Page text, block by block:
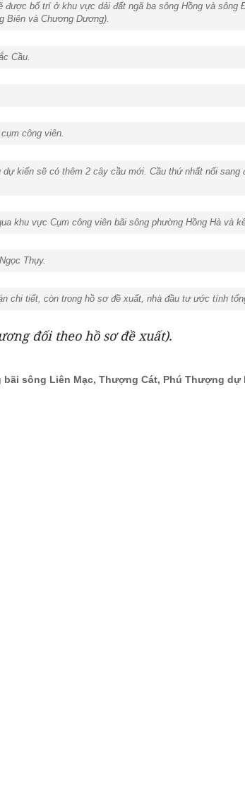
bố trí ở khu vực dải đất ngã ba sông Hồng và sông
Biên và Chương Dương).
Cầu.
công viên.
kiến sẽ có thêm 2 cây cầu mới. Cầu thứ nhất nối
khu vực Cụm công viên bãi sông phường Hồng Hà và
Thụy.
chi tiết, còn trong hồ sơ đề xuất, nhà đầu tư ước tính
đối theo hồ sơ đề xuất).